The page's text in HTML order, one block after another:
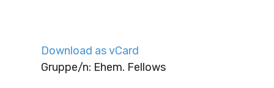
Download as vCard
Gruppe/n: Ehem. Fellows